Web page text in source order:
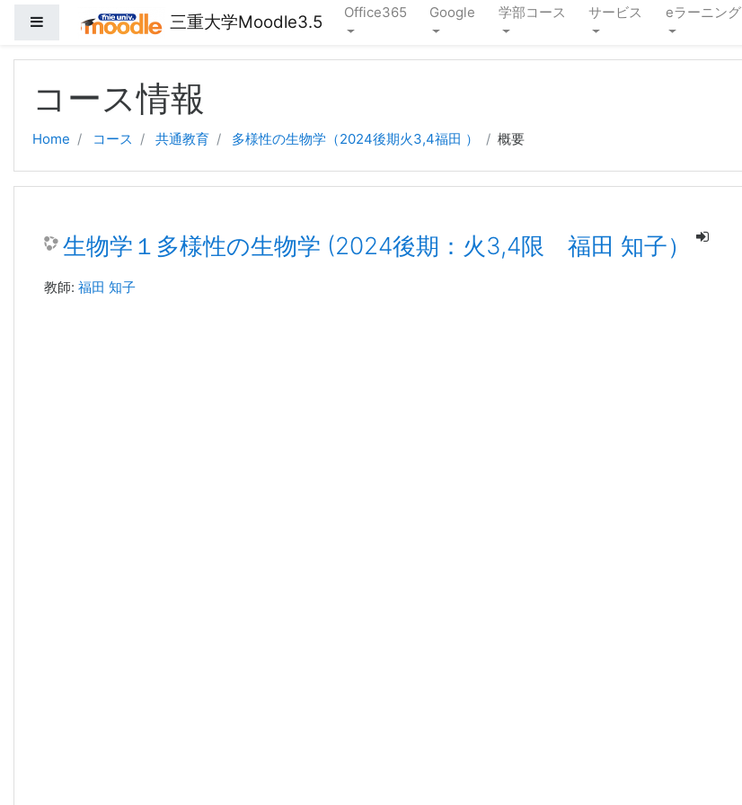
サイドパネル 三重大学Moodle3.5 Office365 Google 学部コース サービス eラーニング
コース情報
Home コース 共通教育 多様性の生物学（2024後期火3,4福田 ） 概要
生物学１多様性の生物学 (2024後期：火3,4限 福田 知子）
教師: 福田 知子